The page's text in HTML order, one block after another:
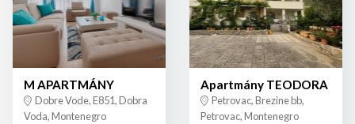
M APARTMÁNY
Dobre Vode, E851, Dobra
Voda, Montenegro
Apartmány TEODORA
Petrovac, Brezine bb,
Petrovac, Montenegro